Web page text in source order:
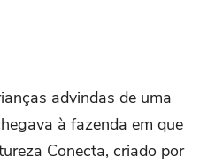
advindas de uma
à fazenda em que
Conecta, criado por